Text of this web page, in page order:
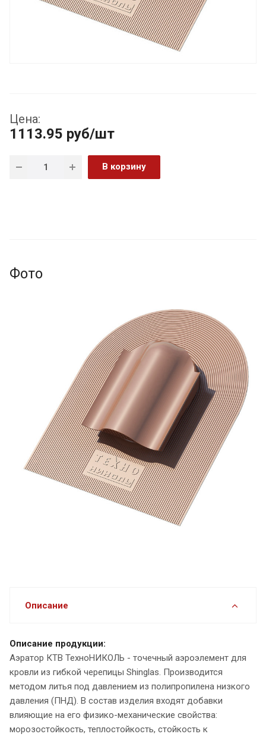
Цена:
1113.95 руб/шт
В корзину
Фото
Описание
Описание продукции:
Аэратор КТВ ТехноНИКОЛЬ - точечный аэроэлемент для
кровли из гибкой черепицы Shinglas. Производится
методом литья под давлением из полипропилена низкого
давления (ПНД). В состав изделия входят добавки
влияющие на его физико-механические свойства:
морозостойкость, теплостойкость, стойкость к